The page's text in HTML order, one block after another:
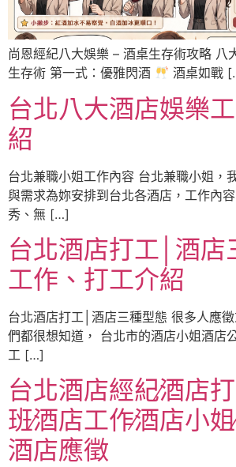
尚恩經紀八大娛樂 – 酒桌生存術攻略 八
生存術 第一式：優雅閃酒
酒桌如戰
台北八大酒店娛樂
紹
台北兼職小姐工作內容 台北兼職小姐，
與需求為妳安排到台北各酒店，工作內
秀、無 […]
台北酒店打工│酒店
工作、打工介紹
台北酒店打工│酒店三種型態 很多人應
們都很想知道， 台北市的酒店小姐酒店
工 […]
台北酒店經紀∕酒店
班∕酒店工作∕酒店小姐
酒店應徵